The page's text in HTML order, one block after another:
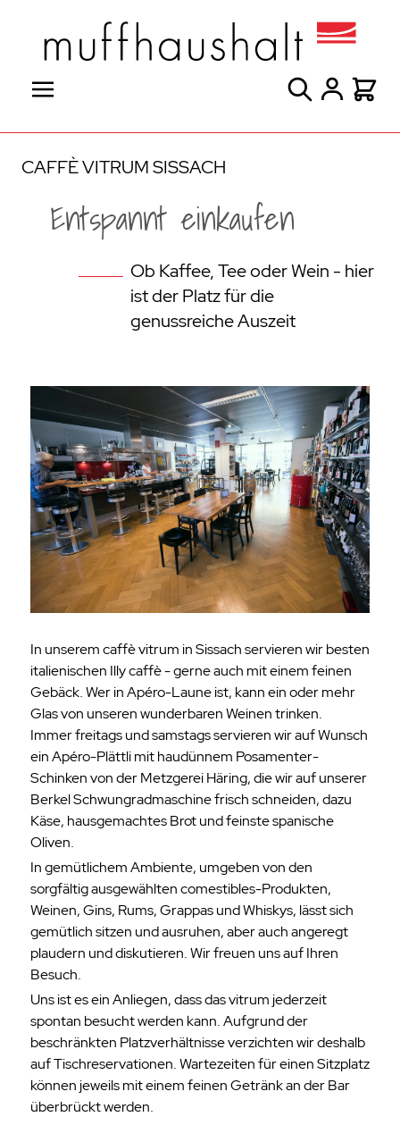
Suche
CAFFÈ VITRUM SISSACH
Entspannt einkaufen
Ob Kaffee, Tee oder Wein - hier
ist der Platz für die
genussreiche Auszeit
In unserem caffè vitrum in Sissach servieren wir besten
italienischen Illy caffè - gerne auch mit einem feinen
Gebäck. Wer in Apéro-Laune ist, kann ein oder mehr
Glas von unseren wunderbaren Weinen trinken.
Immer freitags und samstags servieren wir auf Wunsch
ein Apéro-Plättli mit haudünnem Posamenter-
Schinken von der Metzgerei Häring, die wir auf unserer
Berkel Schwungradmaschine frisch schneiden, dazu
Käse, hausgemachtes Brot und feinste spanische
Oliven.
In gemütlichem Ambiente, umgeben von den
sorgfältig ausgewählten comestibles-Produkten,
Weinen, Gins, Rums, Grappas und Whiskys, lässt sich
gemütlich sitzen und ausruhen, aber auch angeregt
plaudern und diskutieren. Wir freuen uns auf Ihren
Besuch.
Uns ist es ein Anliegen, dass das vitrum jederzeit
spontan besucht werden kann. Aufgrund der
beschränkten Platzverhältnisse verzichten wir deshalb
auf Tischreservationen. Wartezeiten für einen Sitzplatz
können jeweils mit einem feinen Getränk an der Bar
überbrückt werden.